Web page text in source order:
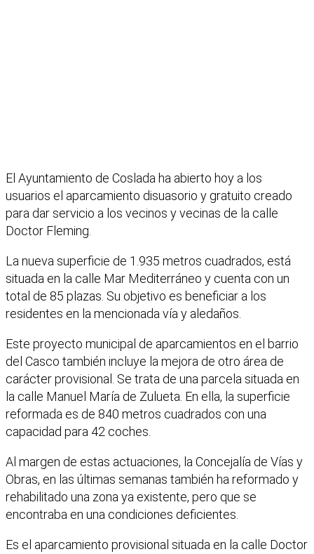
El Ayuntamiento de Coslada ha abierto hoy a los
usuarios el aparcamiento disuasorio y gratuito creado
para dar servicio a los vecinos y vecinas de la calle
Doctor Fleming.
La nueva superficie de 1.935 metros cuadrados, está
situada en la calle Mar Mediterráneo y cuenta con un
total de 85 plazas. Su objetivo es beneficiar a los
residentes en la mencionada vía y aledaños.
Este proyecto municipal de aparcamientos en el barrio
del Casco también incluye la mejora de otro área de
carácter provisional. Se trata de una parcela situada en
la calle Manuel María de Zulueta. En ella, la superficie
reformada es de 840 metros cuadrados con una
capacidad para 42 coches.
Al margen de estas actuaciones, la Concejalía de Vías y
Obras, en las últimas semanas también ha reformado y
rehabilitado una zona ya existente, pero que se
encontraba en una condiciones deficientes.
Es el aparcamiento provisional situada en la calle Doctor